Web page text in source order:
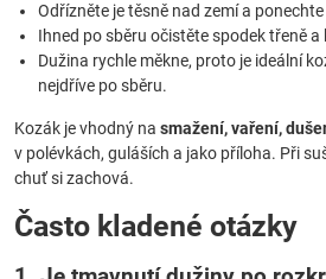
Odřízněte je těsně nad zemí a
Ihned po sběru očistěte spodek třeně
Dužina rychle měkne, proto je ideální
nejdříve po sběru.
Kozák je vhodný na smažení, vaření,
v polévkách, guláších a jako příloha. Při
chuť si zachová.
Často kladené otázky